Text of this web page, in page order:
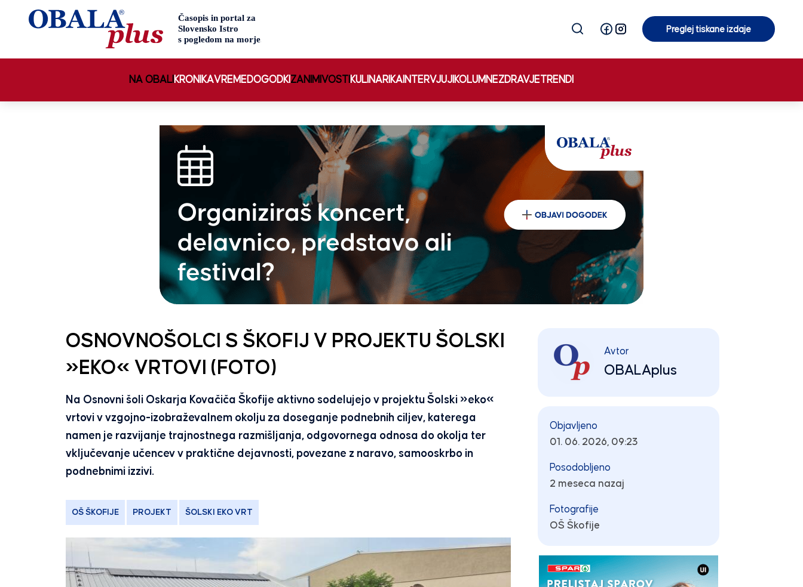
Preglej tiskane izdaje
NA OBALI KRONIKAVREMEDOGODKIZANIMIVOSTI KULINARIKA INTERVJUJI KOLUMNEZDRAVJETRENDI
OSNOVNOŠOLCI S ŠKOFIJ V PROJEKTU ŠOLSKI
»EKO« VRTOVI (FOTO)
Na Osnovni šoli Oskarja Kovačiča Škofije aktivno sodelujejo v projektu Šolski »eko«
vrtovi v vzgojno-izobraževalnem okolju za doseganje podnebnih ciljev, katerega
namen je razvijanje trajnostnega razmišljanja, odgovornega odnosa do okolja ter
vključevanje učencev v praktične dejavnosti, povezane z naravo, samooskrbo in
podnebnimi izzivi.
OŠ ŠKOFIJE PROJEKT ŠOLSKI EKO VRT
Avtor
OBALAplus
Objavljeno
01. 06. 2026, 09:23
Posodobljeno
2 meseca nazaj
Fotografije
OŠ Škofije